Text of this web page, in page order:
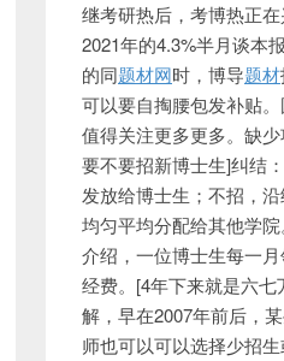
继考研热后，考博热正
2021年的4.3%半月谈本
的同题材网时，博导题材
可以要自掏腰包发补贴
值得关注更多更多。缺
要不要招新博士生]纠结
发放给博士生；不招，
均匀平均分配给其他学
介绍， 一位博士生每一
经费。[4年下来就是六
解，早在2007年前后，
师也可以可以选择少招